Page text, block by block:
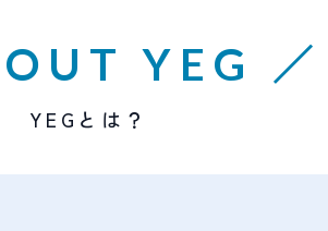
YEG ／
YEGとは？